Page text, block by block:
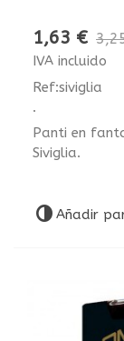
1,63 €
IVA incluido
Ref:siviglia
.
Panti en
Siviglia.
Añadir